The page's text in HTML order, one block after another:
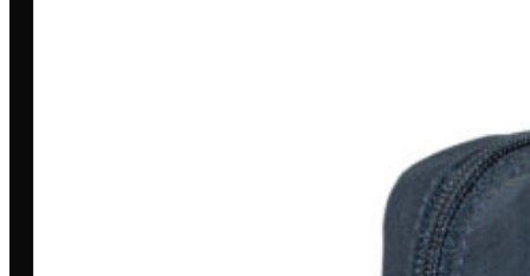
COPYRIGHT © 2026 – WARFARE INDUSTRIA E COMERCIO DE
ARTIGOS MILITARES LTDA ME, CNPJ: 07.929.707/0001-26